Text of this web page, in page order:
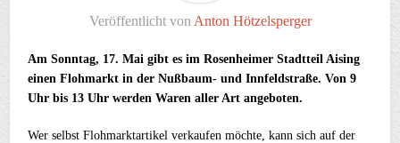
Veröffentlicht von Anton Hötzelsperger
Am Sonntag, 17. Mai gibt es im Rosenheimer Stadtteil Aising
einen Flohmarkt in der Nußbaum- und Innfeldstraße. Von 9
Uhr bis 13 Uhr werden Waren aller Art angeboten.
Wer selbst Flohmarktartikel verkaufen möchte, kann sich auf der